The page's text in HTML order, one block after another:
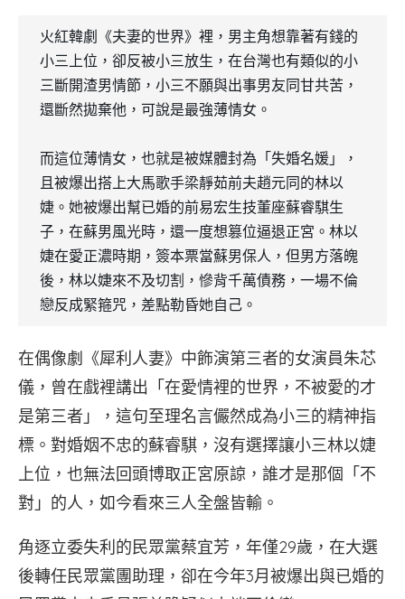
火紅韓劇《夫妻的世界》裡，男主角想靠著有錢的
小三上位，卻反被小三放生，在台灣也有類似的小
三斷開渣男情節，小三不願與出事男友同甘共苦，
還斷然拋棄他，可說是最強薄情女。
而這位薄情女，也就是被媒體封為「失婚名媛」，
且被爆出搭上大馬歌手梁靜茹前夫趙元同的林以
婕。她被爆出幫已婚的前易宏生技董座蘇睿騏生
子，在蘇男風光時，還一度想篡位逼退正宮。林以
婕在愛正濃時期，簽本票當蘇男保人，但男方落魄
後，林以婕來不及切割，慘背千萬債務，一場不倫
戀反成緊箍咒，差點勒昏她自己。
在偶像劇《犀利人妻》中飾演第三者的女演員朱芯
儀，曾在戲裡講出「在愛情裡的世界，不被愛的才
是第三者」，這句至理名言儼然成為小三的精神指
標。對婚姻不忠的蘇睿騏，沒有選擇讓小三林以婕
上位，也無法回頭博取正宮原諒，誰才是那個「不
對」的人，如今看來三人全盤皆輸。
角逐立委失利的民眾黨蔡宜芳，年僅29歲，在大選
後轉任民眾黨團助理，卻在今年3月被爆出與已婚的